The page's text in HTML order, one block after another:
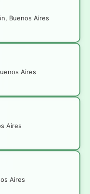
Buenos Aires
Aires
Aires
Aires